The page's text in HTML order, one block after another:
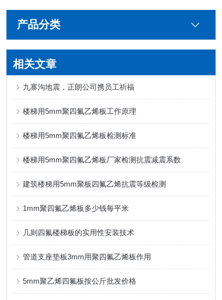
产品分类
相关文章
九寨沟地震，正朗公司携员工祈福
楼梯用5mm聚四氟乙烯板工作原理
楼梯用5mm聚四氟乙烯板检测标准
楼梯用5mm聚四氟乙烯板厂家检测抗震减震系数
建筑楼梯用5mm聚板四氟乙烯抗震等级检测
1mm聚四氟乙烯板多少钱每平米
几则四氟楼梯板的实用性安装技术
管道支座垫板3mm用聚四氟乙烯板作用
5mm聚乙烯四氟板按公斤批发价格